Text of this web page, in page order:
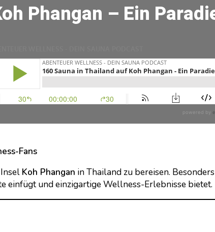
Phangan – Ein
Fans
Koh Phangan in Thailand zu bereisen.
einfügt und einzigartige Wellness-Erlebnisse bietet.